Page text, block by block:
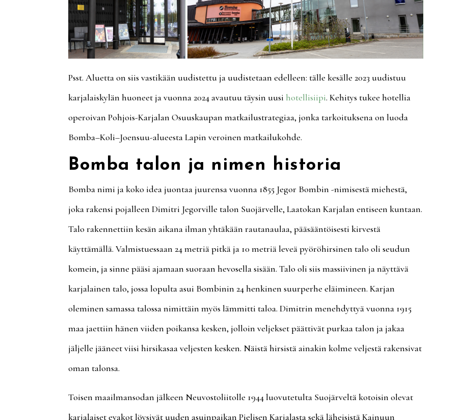
Psst. Aluetta on siis vastikään uudistettu ja uudistetaan edelleen: tälle kesälle 2023 uudistuu
karjalaiskylän huoneet ja vuonna 2024 avautuu täysin uusihotellisiipi. Kehitys tukee hotellia
operoivan Pohjois-Karjalan Osuuskaupan matkailustrategiaa, jonka tarkoituksena on luoda
Bomba–Koli–Joensuu-alueesta Lapin veroinen matkailukohde.
Bomba talon ja nimen historia
Bomba nimi ja koko idea juontaa juurensa vuonna 1855 Jegor Bombin -nimisestä miehestä,
joka rakensi pojalleen Dimitri Jegorville talon Suojärvelle, Laatokan Karjalan entiseen kuntaan.
Talo rakennettiin kesän aikana ilman yhtäkään rautanaulaa, pääsääntöisesti kirvestä
käyttämällä. Valmistuessaan 24 metriä pitkä ja 10 metriä leveä pyöröhirsinen talo oli seudun
komein, ja sinne pääsi ajamaan suoraan hevosella sisään. Talo oli siis massiivinen ja näyttävä
karjalainen talo, jossa lopulta asui Bombinin 24 henkinen suurperhe eläimineen. Karjan
oleminen samassa talossa nimittäin myös lämmitti taloa. Dimitrin menehdyttyä vuonna 1915
maa jaettiin hänen viiden poikansa kesken, jolloin veljekset päättivät purkaa talon ja jakaa
jäljelle jääneet viisi hirsikasaa veljesten kesken. Näistä hirsistä ainakin kolme veljestä rakensivat
oman talonsa.
Toisen maailmansodan jälkeen Neuvostoliitolle 1944 luovutetulta Suojärveltä kotoisin olevat
karjalaiset evakot löysivät uuden asuinpaikan Pielisen Karjalasta sekä läheisistä Kainuun